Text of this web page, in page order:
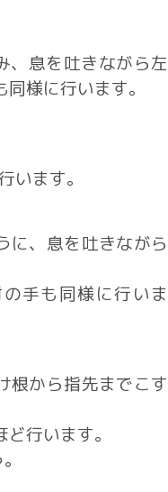
、息を吐きながら左
様に行います。
います。
に、息を吐きながら
手も同様に行いま
根から指先までこす
行います。